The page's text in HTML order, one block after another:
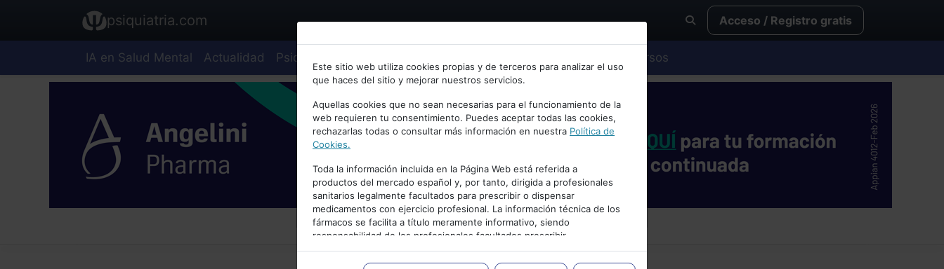
Bienvenid@ a psiquiatria.com
Escribe tu Email
Accede o regístrate con tu email.
Cancelar
psiquiatria.com Acceso / Registro gratis
IA en Salud Mental Actualidad Psiquiatría Cursos
Este sitio web utiliza cookies propias y de terceros para analizar el uso
que haces del sitio y mejorar nuestros servicios.
Aquellas cookies que no sean necesarias para el funcionamiento de la
web requieren tu consentimiento. Puedes aceptar todas las cookies,
rechazarlas todas o consultar más información en nuestra Política de
Cookies.
Toda la información incluida en la Página Web está referida a
productos del mercado español y, por tanto, dirigida a profesionales
sanitarios legalmente facultados para prescribir o dispensar
medicamentos con ejercicio profesional. La información técnica de los
fármacos se facilita a título meramente informativo, siendo
responsabilidad de los profesionales facultados prescribir
medicamentos y decidir, en cada caso concreto, el tratamiento más
adecuado a las necesidades del paciente.
PUBLICIDAD